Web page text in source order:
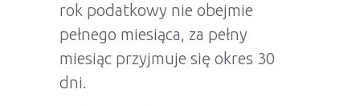
rok podatkowy nie obejmie
pełnego miesiąca, za pełny
miesiąc przyjmuje się okres 30
dni.